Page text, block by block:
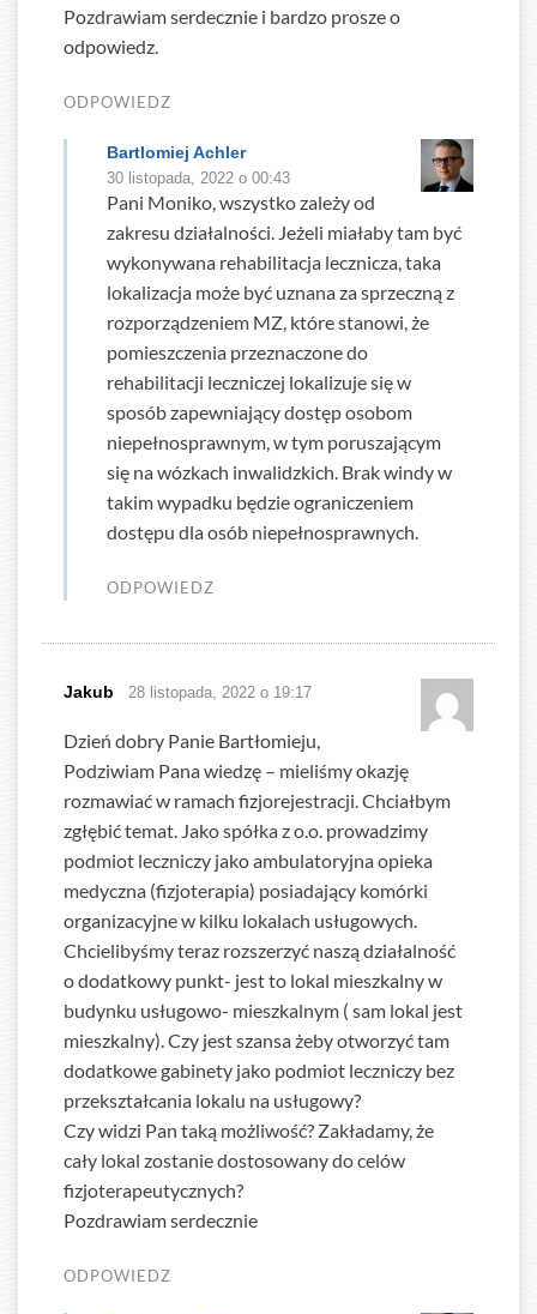
Pozdrawiam serdecznie i bardzo prosze o
odpowiedz.
ODPOWIEDZ
Bartlomiej Achler
30 listopada, 2022 o 00:43
Pani Moniko, wszystko zależy od
zakresu działalności. Jeżeli miałaby tam być
wykonywana rehabilitacja lecznicza, taka
lokalizacja może być uznana za sprzeczną z
rozporządzeniem MZ, które stanowi, że
pomieszczenia przeznaczone do
rehabilitacji leczniczej lokalizuje się w
sposób zapewniający dostęp osobom
niepełnosprawnym, w tym poruszającym
się na wózkach inwalidzkich. Brak windy w
takim wypadku będzie ograniczeniem
dostępu dla osób niepełnosprawnych.
ODPOWIEDZ
Jakub 28 listopada, 2022 o 19:17
Dzień dobry Panie Bartłomieju,
Podziwiam Pana wiedzę – mieliśmy okazję
rozmawiać w ramach fizjorejestracji. Chciałbym
zgłębić temat. Jako spółka z o.o. prowadzimy
podmiot leczniczy jako ambulatoryjna opieka
medyczna (fizjoterapia) posiadający komórki
organizacyjne w kilku lokalach usługowych.
Chcielibyśmy teraz rozszerzyć naszą działalność
o dodatkowy punkt- jest to lokal mieszkalny w
budynku usługowo- mieszkalnym ( sam lokal jest
mieszkalny). Czy jest szansa żeby otworzyć tam
dodatkowe gabinety jako podmiot leczniczy bez
przekształcania lokalu na usługowy?
Czy widzi Pan taką możliwość? Zakładamy, że
cały lokal zostanie dostosowany do celów
fizjoterapeutycznych?
Pozdrawiam serdecznie
ODPOWIEDZ